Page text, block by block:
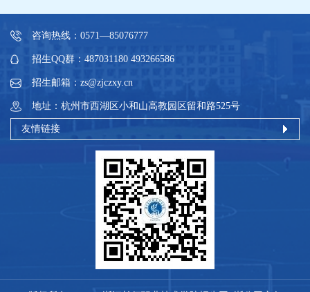
咨询热线：0571—85076777
招生QQ群：487031180 493266586
招生邮箱：zs@zjczxy.cn
地址：杭州市西湖区小和山高教园区留和路525号
友情链接